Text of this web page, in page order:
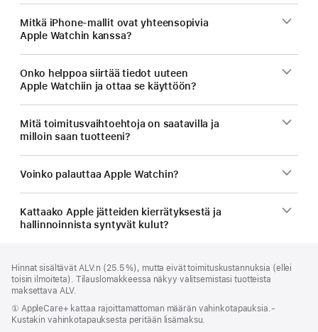
Mitkä iPhone-mallit ovat yhteen­sopivia
Apple Watchin kanssa?
Onko helppoa siirtää tiedot uuteen
Apple Watchiin ja ottaa se käyttöön?
Mitä toimitus­vaihtoehtoja on saatavilla ja
milloin saan tuotteeni?
Voinko palauttaa Apple Watchin?
Kattaako Apple jätteiden kierrätyksestä ja
hallinnoinnista syntyvät kulut?
Hinnat sisältävät ALV:n (25.5 %), mutta eivät toimitus­kustannuksia (ellei
toisin ilmoiteta). Tilauslomakkeessa näkyy valitsemistasi tuotteista
maksettava ALV.
Alaviite
① AppleCare+ kattaa rajoittamattoman määrän vahinkotapauksia.­
Kustakin vahinko­tapauksesta peritään lisämaksu.